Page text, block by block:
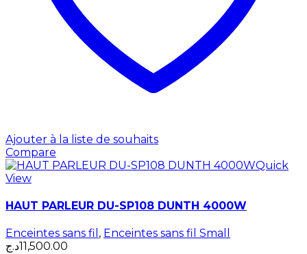
Ajouter à la liste de souhaits
Compare
Quick
View
HAUT PARLEUR DU-SP108 DUNTH 4000W
Enceintes sans fil , Enceintes sans fil Small
11,500.00د.ج